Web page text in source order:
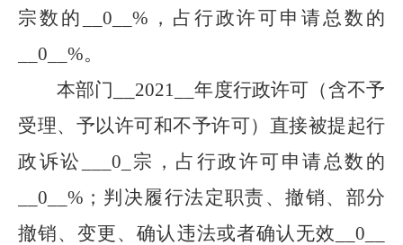
宗数的__ 0 __%，占行政许可申请总数的
0 __%。
本部门
2021 __年度行政许可（含不予
受理、予以许可和不予许可）直接被提起行
政诉讼___ 0 _宗，占行政许可申请总数的
0 __%；判决履行法定职责、撤销、部分
撤销、变更、确认违法或者确认无效__ 0